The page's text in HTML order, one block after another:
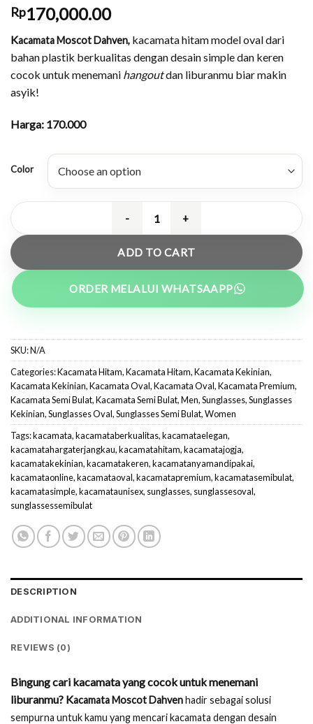
Rp170,000.00
Kacamata Moscot Dahven, kacamata hitam model oval dari
bahan plastik berkualitas dengan desain simple dan keren
cocok untuk menemani hangoutdan liburanmu biar makin
asyik!
Harga: 170.000
Color
Sunglasses Oval Premium Untuk
ADD TO CART
ORDER MELALUI WHATSAAPP
SKU:N/A
Categories:Kacamata Hitam,Kacamata Hitam,Kacamata Kekinian,
Kacamata Kekinian,Kacamata Oval,Kacamata Oval,Kacamata Premium,
Kacamata Semi Bulat,Kacamata Semi Bulat,Men,Sunglasses,Sunglasses
Kekinian,Sunglasses Oval,Sunglasses Semi Bulat,Women
Tags:kacamata,kacamataberkualitas,kacamataelegan,
kacamatahargaterjangkau,kacamatahitam,kacamatajogja,
kacamatakekinian,kacamatakeren,kacamatanyamandipakai,
kacamataonline,kacamataoval,kacamatapremium,kacamatasemibulat,
kacamatasimple,kacamataunisex, sunglasses, sunglassesoval,
sunglassessemibulat
DESCRIPTION
ADDITIONAL INFORMATION
REVIEWS (0)
Bingung cari kacamata yang cocok untuk menemani
liburanmu? Kacamata Moscot Dahvenhadir sebagai solusi
sempurna untuk kamu yang mencari kacamata dengan desain